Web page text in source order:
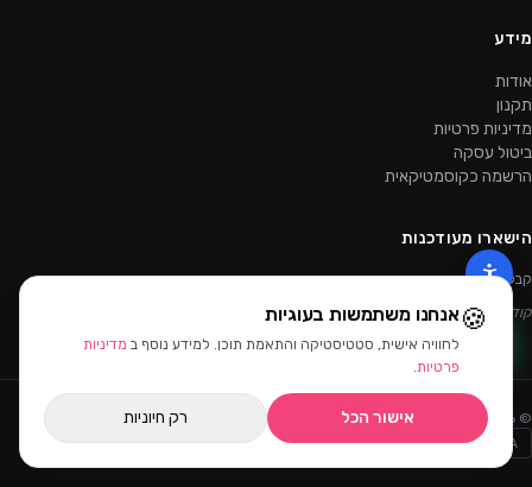
מידע
אודות
תקנון
מדיניות פרטיות
ביטול עסקה
הרשמה כקוסמטיקאית
הישארו מעודכנות
קבלו מבצעים ומוצרים חדשים קודם.
קוד ההטמעה של הניוזלטר יתווסף מהאדמין.
©
2026
ביוטי דיפו · כל הזכויות שמורות
VISA
MASTERCARD
AMEX
PayPal
Bit
🍪אנחנו משתמשות בעוגיות
לחוויה אישית, סטטיסטיקה והתאמת תוכן. למידע נוסף ב מדיניות
פרטיות.
אישור הכל רק חיוניות